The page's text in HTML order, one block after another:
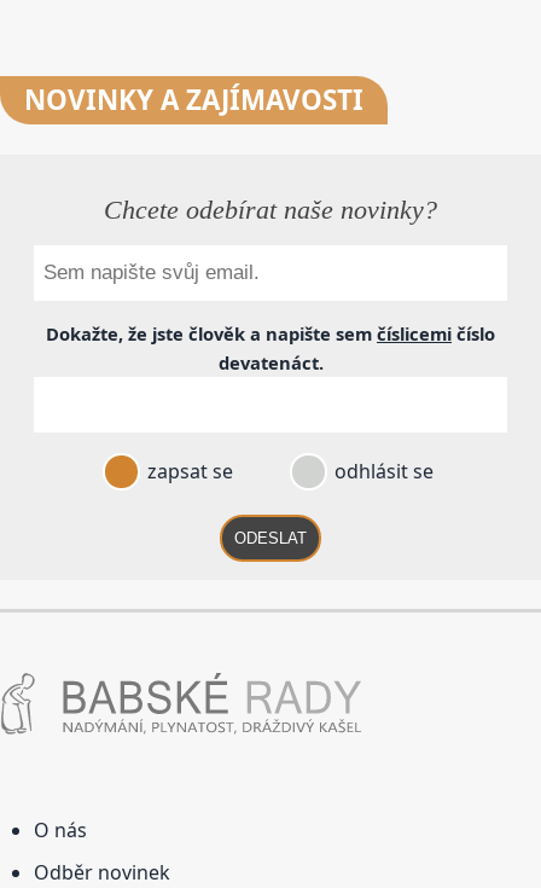
NOVINKYA ZAJÍMAVOSTI
Chcete odebírat naše novinky?
Dokažte, že jste člověk a napište sem číslicemi číslo
devatenáct.
zapsat se odhlásit se
ODESLAT
O nás
Odběr novinek